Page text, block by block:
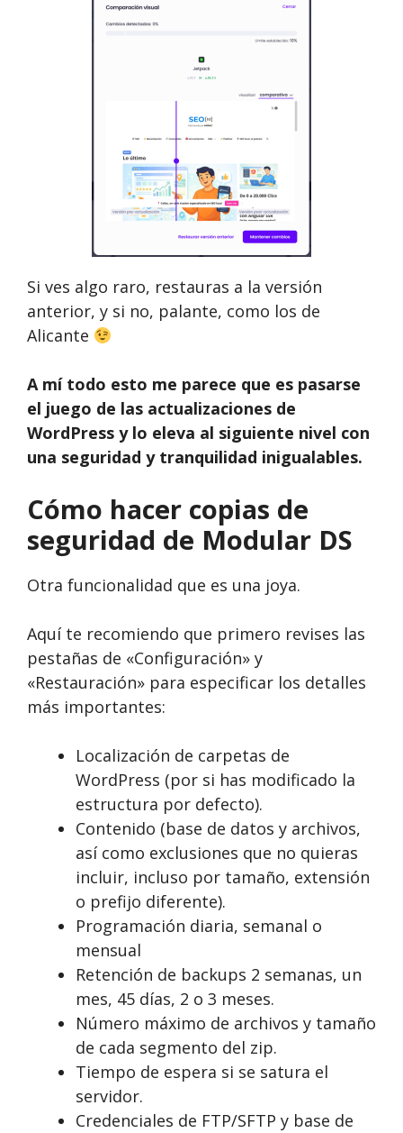
Si ves algo raro, restauras a la versión
anterior, y si no, palante, como los de
Alicante
A mí todo esto me parece que es pasarse
el juego de las actualizaciones de
WordPress y lo eleva al siguiente nivel con
una seguridad y tranquilidad inigualables.
Cómo hacer copias de
seguridad de Modular DS
Otra funcionalidad que es una joya.
Aquí te recomiendo que primero revises las
pestañas de «Configuración» y
«Restauración» para especificar los detalles
más importantes:
Localización de carpetas de
WordPress (por si has modificado la
estructura por defecto).
Contenido (base de datos y archivos,
así como exclusiones que no quieras
incluir, incluso por tamaño, extensión
o prefijo diferente).
Programación diaria, semanal o
mensual
Retención de backups 2 semanas, un
mes, 45 días, 2 o 3 meses.
Número máximo de archivos y tamaño
de cada segmento del zip.
Tiempo de espera si se satura el
servidor.
Credenciales de FTP/SFTP y base de